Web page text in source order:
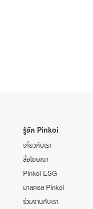
รู้จัก Pinkoi
เกี่ยวกับเรา
สื่อโฆษณา
Pinkoi ESG
มาสคอส Pinkoi
ร่วมงานกับเรา